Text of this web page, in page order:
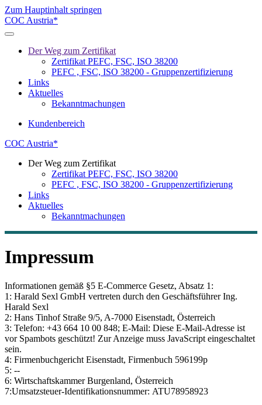
Zum Hauptinhalt springen
COC Austria*
Der Weg zum Zertifikat
Zertifikat PEFC, FSC, ISO 38200
PEFC , FSC, ISO 38200 - Gruppenzertifizierung
Links
Aktuelles
Bekanntmachungen
Kundenbereich
COC Austria*
Der Weg zum Zertifikat
Zertifikat PEFC, FSC, ISO 38200
PEFC , FSC, ISO 38200 - Gruppenzertifizierung
Links
Aktuelles
Bekanntmachungen
Impressum
Informationen gemäß §5 E-Commerce Gesetz, Absatz 1:
1: Harald Sexl GmbH vertreten durch den Geschäftsführer Ing.
Harald Sexl
2: Hans Tinhof Straße 9/5, A-7000 Eisenstadt, Österreich
3: Telefon: +43 664 10 00 848; E-Mail: Diese E-Mail-Adresse ist
vor Spambots geschützt! Zur Anzeige muss JavaScript eingeschaltet
sein.
4: Firmenbuchgericht Eisenstadt, Firmenbuch 596199p
5: --
6: Wirtschaftskammer Burgenland, Österreich
7:Umsatzsteuer-Identifikationsnummer: ATU78958923